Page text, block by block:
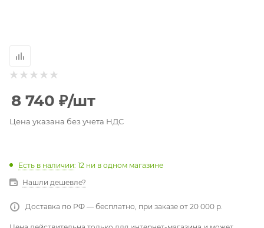
8 740 ₽/шт
Цена указана без учета НДС
Есть в наличии: 12 ни в одном магазине
Нашли дешевле?
Доставка по РФ — бесплатно, при заказе от 20 000 р.